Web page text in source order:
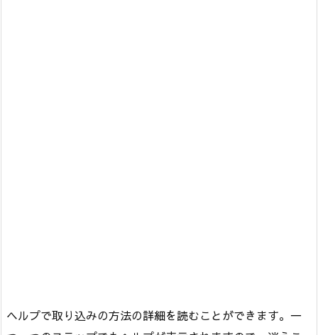
ヘルプで取り込みの方法の詳細を読むことができます。一